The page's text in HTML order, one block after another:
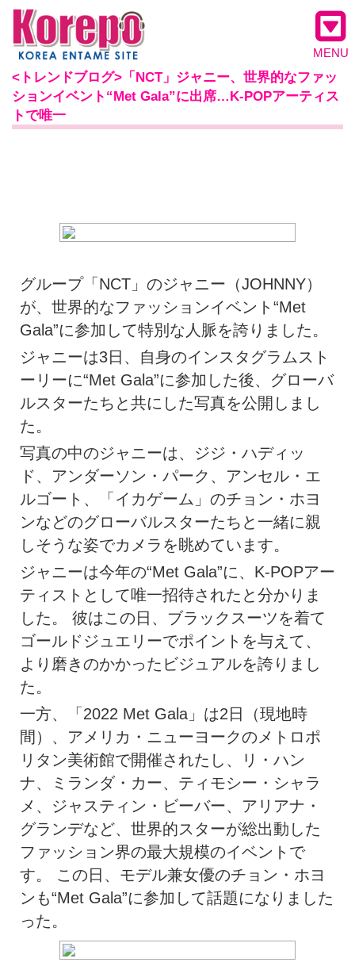
MENU
<トレンドブログ>「NCT」ジャニー、世界的なファッ
ションイベント“Met Gala”に出席…K-POPアーティス
トで唯一
グループ「NCT」のジャニー（JOHNNY）
が、世界的なファッションイベント“Met
Gala”に参加して特別な人脈を誇りました。
ジャニーは3日、自身のインスタグラムスト
ーリーに“Met Gala”に参加した後、グローバ
ルスターたちと共にした写真を公開しまし
た。
写真の中のジャニーは、ジジ・ハディッ
ド、アンダーソン・パーク、アンセル・エ
ルゴート、「イカゲーム」のチョン・ホヨ
ンなどのグローバルスターたちと一緒に親
しそうな姿でカメラを眺めています。
ジャニーは今年の“Met Gala”に、K-POPアー
ティストとして唯一招待されたと分かりま
した。 彼はこの日、ブラックスーツを着て
ゴールドジュエリーでポイントを与えて、
より磨きのかかったビジュアルを誇りまし
た。
一方、「2022 Met Gala」は2日（現地時
間）、アメリカ・ニューヨークのメトロポ
リタン美術館で開催されたし、リ・ハン
ナ、ミランダ・カー、ティモシー・シャラ
メ、ジャスティン・ビーバー、アリアナ・
グランデなど、世界的スターが総出動した
ファッション界の最大規模のイベントで
す。 この日、モデル兼女優のチョン・ホヨ
ンも“Met Gala”に参加して話題になりました
った。